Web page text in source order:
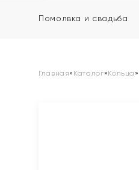
Помолвка и свадьба
Главная» Каталог»Кольца »